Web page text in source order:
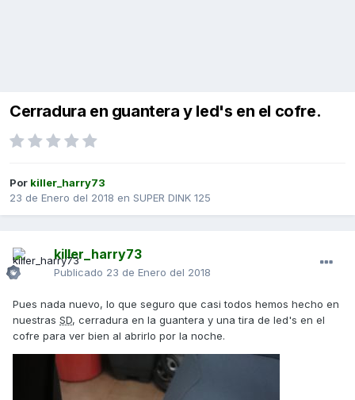
Cerradura en guantera y led's en el cofre.
Por killer_harry73
23 de Enero del 2018 en SUPER DINK 125
killer_harry73
Publicado 23 de Enero del 2018
Pues nada nuevo, lo que seguro que casi todos hemos hecho en
nuestras SD, cerradura en la guantera y una tira de led's en el
cofre para ver bien al abrirlo por la noche.